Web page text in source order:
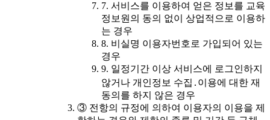
7. 서비스를 이용하여 얻은 정보를 교육
정보원의 동의 없이 상업적으로 이용하
는 경우
8. 비실명 이용자번호로 가입되어 있는
경우
9. 일정기간 이상 서비스에 로그인하지
않거나 개인정보 수집․이용에 대한 재
동의를 하지 않은 경우
③ 전항의 규정에 의하여 이용자의 이용을 제